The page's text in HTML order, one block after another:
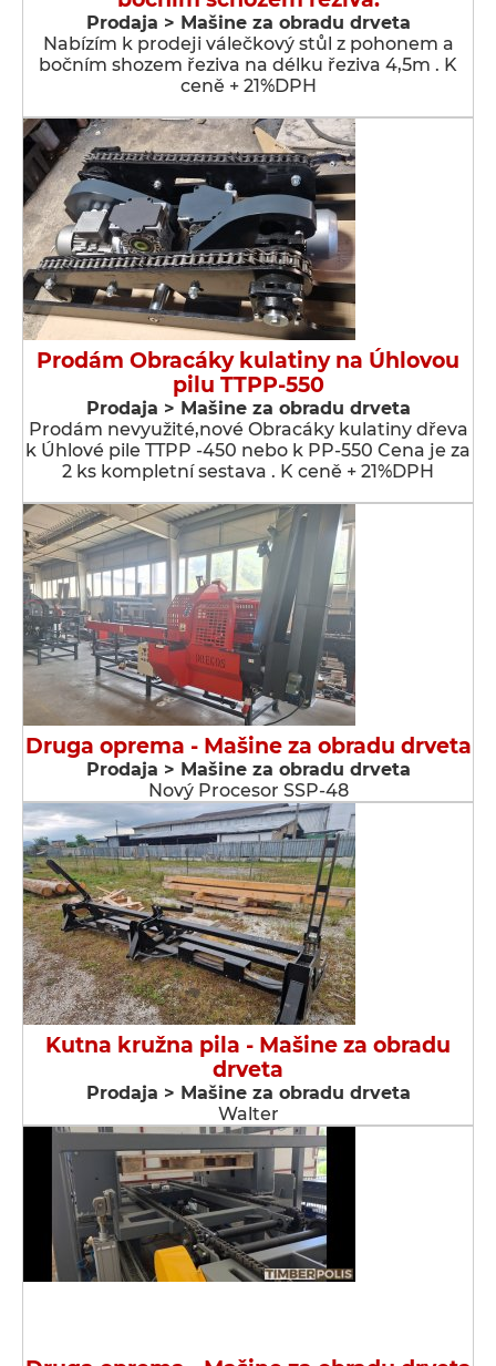
Prodaja > Мašine za obradu drveta
Nabízím k prodeji válečkový stůl z pohonem a
bočním shozem řeziva na délku řeziva 4,5m . K
ceně + 21%DPH
Prodám Obracáky kulatiny na Úhlovou
pilu TTPP-550
Prodaja > Мašine za obradu drveta
Prodám nevyužité,nové Obracáky kulatiny dřeva
k Úhlové pile TTPP -450 nebo k PP-550 Cena je za
2 ks kompletní sestava . K ceně + 21%DPH
Druga oprema - Мašine za obradu drveta
Prodaja > Мašine za obradu drveta
Nový Procesor SSP-48
Kutna kružna pila - Мašine za obradu
drveta
Prodaja > Мašine za obradu drveta
Walter